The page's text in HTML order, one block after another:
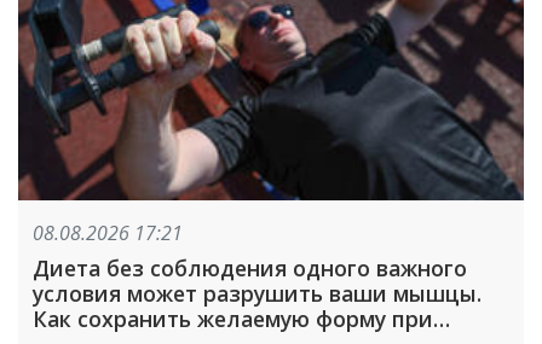
08.08.2026 17:21
Диета без соблюдения одного важного
условия может разрушить ваши мышцы.
Как сохранить желаемую форму при